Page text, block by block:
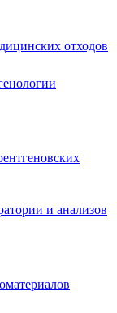
отходов
и анализов